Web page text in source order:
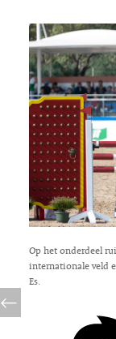
Op het onderdeel
internationale veld
Es.